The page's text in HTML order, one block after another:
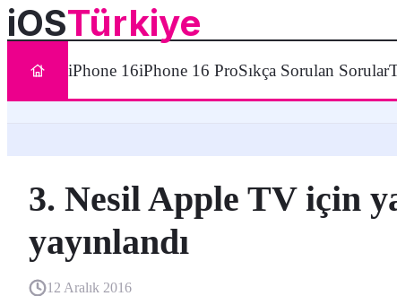
iOSTürkiye
iPhone 16iPhone 16 ProSıkça Sorulan Sorular
3. Nesil Apple TV için
yayınlandı
12 Aralık 2016